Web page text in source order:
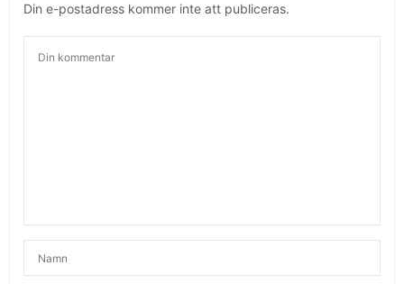
Din e-postadress kommer inte att publiceras.